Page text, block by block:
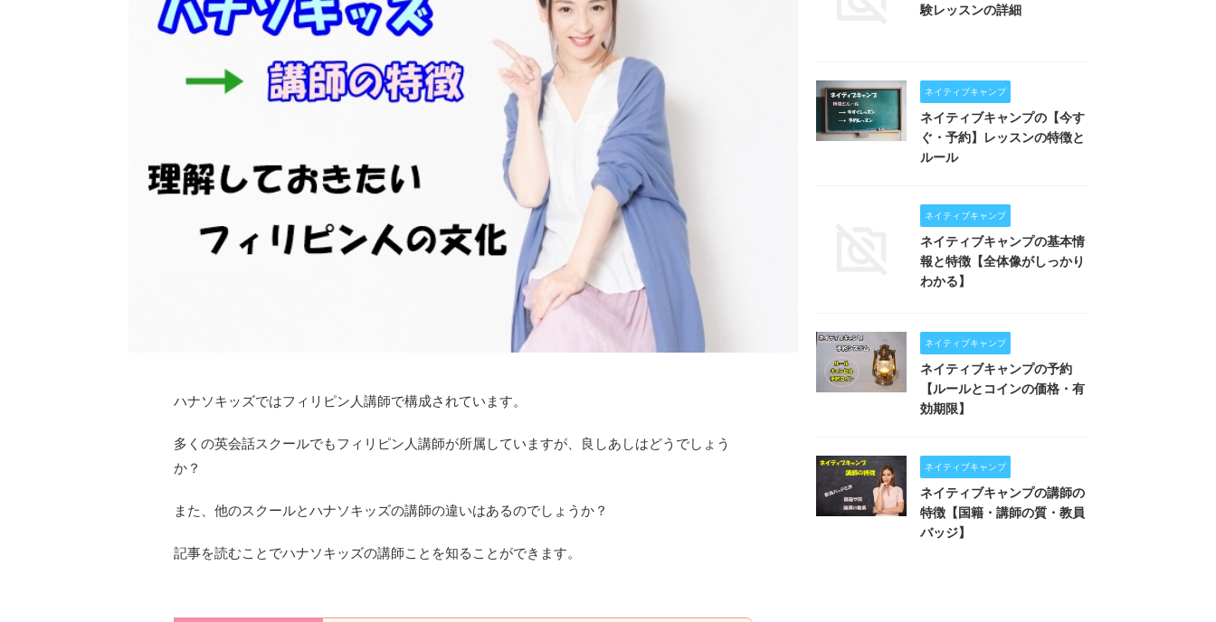
ハナソキッズではフィリピン人講師で構成されています。
多くの英会話スクールでもフィリピン人講師が所属していますが、良しあしはどうでしょう
か？
また、他のスクールとハナソキッズの講師の違いはあるのでしょうか？
記事を読むことでハナソキッズの講師ことを知ることができます。
験レッスンの詳細
ネイティブキャンプ
ネイティブキャンプの【今す
ぐ・予約】レッスンの特徴と
ルール
ネイティブキャンプ
ネイティブキャンプの基本情
報と特徴【全体像がしっかり
わかる】
ネイティブキャンプ
ネイティブキャンプの予約
【ルールとコインの価格・有
効期限】
ネイティブキャンプ
ネイティブキャンプの講師の
特徴【国籍・講師の質・教員
バッジ】